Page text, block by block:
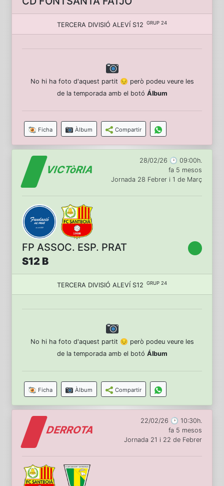
TERCERA DIVISIÓ ALEVÍ S12 GRUP 24
No hi ha foto d'aquest partit 😔 però podeu veure les
de la temporada amb el botó Álbum
Ficha Àlbum Compartir
VICTòRIA
28/02/26 🕑 09:00h.
fa 5 mesos
Jornada 28 Febrer i 1 de Març
FP ASSOC. ESP. PRAT
S12 B
TERCERA DIVISIÓ ALEVÍ S12 GRUP 24
No hi ha foto d'aquest partit 😔 però podeu veure les
de la temporada amb el botó Álbum
Ficha Àlbum Compartir
DERROTA
22/02/26 🕑 10:30h.
fa 5 mesos
Jornada 21 i 22 de Febrer